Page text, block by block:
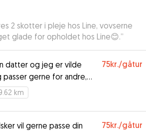
2 skotter i pleje hos Line, vovserne
har været meget glade for opholdet hos Line😊.”
datter og jeg er vilde
gerne for andre,
:-)
75kr./gåtur
km
vil gerne passe din
75kr./gåtur